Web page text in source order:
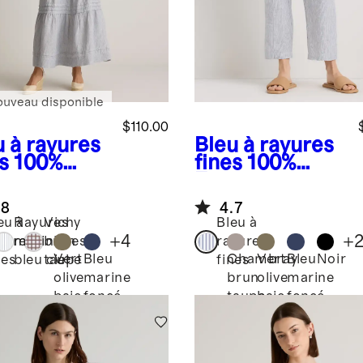
à rayures
100%
Tiered
Dress
$110.00
disponible
à
Rayures
marinières
bleu ciel
Vichy
brun
taupe
Vert
olive
baie
Bleu
marine
foncé
+4
Bleu à rayures
fines 100%
Linen Tapered
Ankle Pants
4.7
Bleu à
rayures
fines
Chambray
brun
taupe
Vert
olive
baie
Bleu
marine
foncé
Noir
+